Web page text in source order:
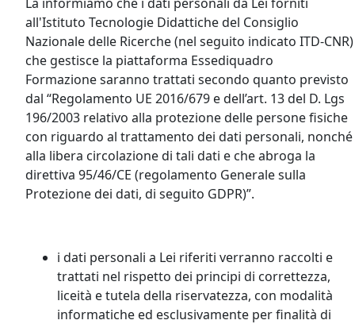
all'Istituto Tecnologie Didattiche del Consiglio
Nazionale delle Ricerche (nel seguito indicato ITD-CNR)
che gestisce la piattaforma Essediquadro
Formazione saranno trattati secondo quanto previsto
dal “Regolamento UE 2016/679 e dell’art. 13 del D. Lgs
196/2003 relativo alla protezione delle persone fisiche
con riguardo al trattamento dei dati personali, nonché
alla libera circolazione di tali dati e che abroga la
direttiva 95/46/CE (regolamento Generale sulla
Protezione dei dati, di seguito GDPR)”.
i dati personali a Lei riferiti verranno raccolti e
trattati nel rispetto dei principi di correttezza,
liceità e tutela della riservatezza, con modalità
informatiche ed esclusivamente per finalità di